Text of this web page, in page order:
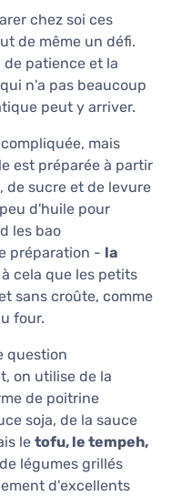
chez soi ces
de même un défi.
patience et la
n'a pas beaucoup
peut y arriver.
mais
est préparée à partir
, de sucre et de levure
d'huile pour
les bao
préparation - la
cela que les petits
sans croûte, comme
four.
question
on utilise de la
de poitrine
soja, de la sauce
le tofu, le tempeh,
légumes grillés
d'excellents